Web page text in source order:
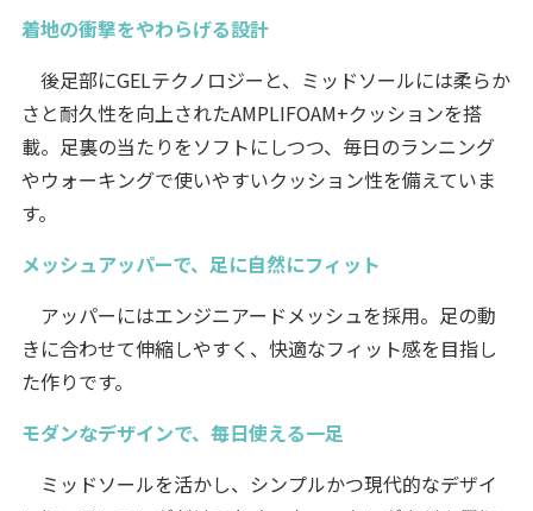
着地の衝撃をやわらげる設計
後足部にGELテクノロジーと、ミッドソールには柔らか
さと耐久性を向上されたAMPLIFOAM+クッションを搭
載。足裏の当たりをソフトにしつつ、毎日のランニング
やウォーキングで使いやすいクッション性を備えていま
す。
メッシュアッパーで、足に自然にフィット
アッパーにはエンジニアードメッシュを採用。足の動
きに合わせて伸縮しやすく、快適なフィット感を目指し
た作りです。
モダンなデザインで、毎日使える一足
ミッドソールを活かし、シンプルかつ現代的なデザイ